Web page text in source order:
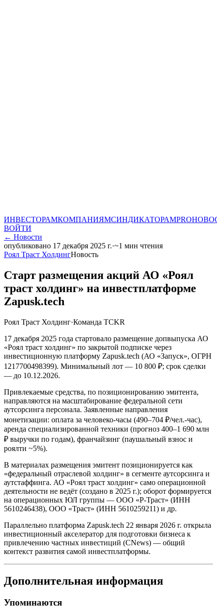
ИНВЕСТОРАМКОМПАНИЯМСИНДИКАТОРАМPRO
ВОЙТИ
← Новости
опубликовано 17 декабря 2025 г.·~1 мин чтения
Роял Траст ХолдингНовость
Старт размещения акций АО «Роял
траст холдинг» на инвестплатформе
Zapusk.tech
Роял Траст Холдинг·Команда TCKR
17 декабря 2025 года стартовало размещение допвыпуска АО
«Роял траст холдинг» по закрытой подписке через
инвестиционную платформу Zapusk.tech (АО «Запуск», ОГРН
1217700498399). Минимальный лот — 10 800 ₽; срок сделки
— до 10.12.2026.
Привлекаемые средства, по позиционированию эмитента,
направляются на масштабирование федеральной сети
аутсорсинга персонала. Заявленные направления
монетизации: оплата за человеко-часы (490–704 ₽/чел.-час),
аренда специализированной техники (прогноз 400–1 690 млн
₽ выручки по годам), франчайзинг (паушальный взнос и
роялти ~5%).
В материалах размещения эмитент позиционируется как
«федеральный отраслевой холдинг» в сегменте аутсорсинга и
аутстаффинга. АО «Роял траст холдинг» само операционной
деятельности не ведёт (создано в 2025 г.); оборот формируется
на операционных ЮЛ группы — ООО «Р-Траст» (ИНН
5610246438), ООО «Траст» (ИНН 5610259211) и др.
Параллельно платформа Zapusk.tech 22 января 2026 г. открыла
инвестиционный акселератор для подготовки бизнеса к
привлечению частных инвестиций (CNews) — общий
контекст развития самой инвестплатформы.
Дополнительная информация
Упоминаются